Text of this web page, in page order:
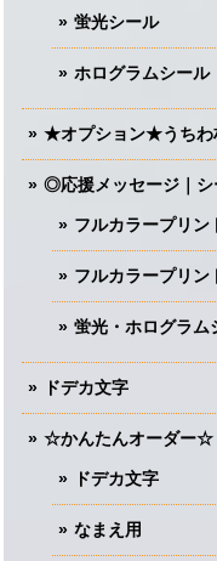
蛍光シール
ホログラムシール
★オプション★うち
◎応援メッセージ｜シ
フルカラープリン
フルカラープリン
蛍光・ホログラム
ドデカ文字
☆かんたんオーダー☆
ドデカ文字
なまえ用